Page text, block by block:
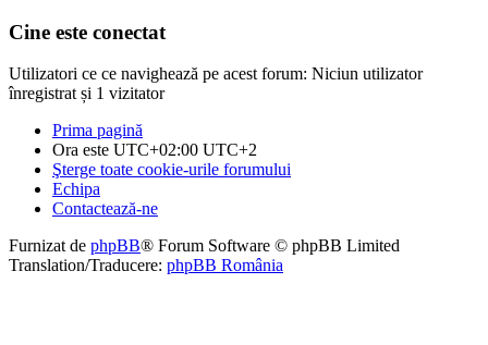
Cine este conectat
Utilizatori ce ce navighează pe acest forum: Niciun utilizator
înregistrat și 1 vizitator
Prima pagină
Ora este UTC+02:00 UTC+2
Şterge toate cookie-urile forumului
Echipa
Contactează-ne
Furnizat de phpBB® Forum Software © phpBB Limited
Translation/Traducere: phpBB România